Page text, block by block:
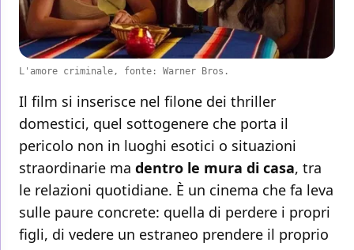
L'amore criminale, fonte: Warner Bros.
Il film si inserisce nel filone dei thriller
domestici, quel sottogenere che porta il
pericolo non in luoghi esotici o situazioni
straordinarie ma dentro le mura di casa, tra
le relazioni quotidiane. È un cinema che fa leva
sulle paure concrete: quella di perdere i propri
figli, di vedere un estraneo prendere il proprio